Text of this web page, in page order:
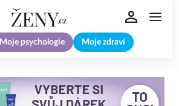
Moje psychologie Moje zdraví